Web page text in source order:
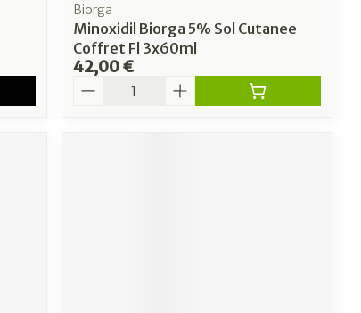
Biorga
Minoxidil Biorga 5% Sol Cutanee
Coffret Fl 3x60ml
42,00 €
Quantité